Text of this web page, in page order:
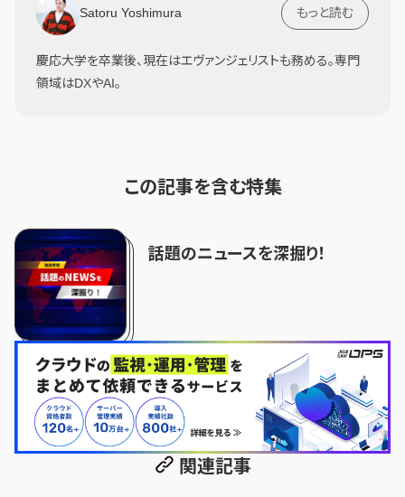
Satoru Yoshimura もっと読む
慶応大学を卒業後、現在はエヴァンジェリストも務める。専門
領域はDXやAI。
この記事を含む特集
話題のニュースを深掘り！
関連記事